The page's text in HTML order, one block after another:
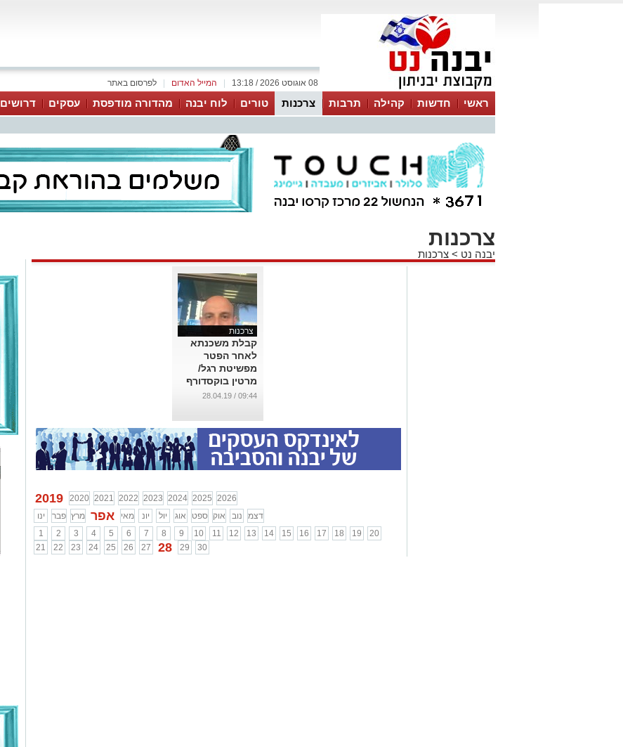
לפרסום באתר המייל האדום 08 אוגוסט 2026 / 13:18
ראשי חדשות קהילה תרבות צרכנות טורים לוח יבנה מהדורה מודפסת עסקים דרושים
צרכנות
יבנה נט > צרכנות
צרכנות
קבלת משכנתא
לאחר הפטר
מפשיטת רגל/
מרטין בוקסדורף
...
09:44 / 28.04.19
2019 2020 2021 2022 2023 2024 2025 2026
ינו
פבר מרץ אפר מאי יונ יול אוג ספט אוק נוב
דצמ
1
2 3 4 5 6 7 8 9 10 11 12 13 14 15 16 17 18 19
20
21
22 23 24 25 26 27 28 29 30